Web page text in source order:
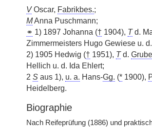
VOscar, Fabrikbes.;
MAnna Puschmann;
⚭ 1) 1897 Johanna († 1904), Td.
Zimmermeisters Hugo Gewiese u.
2) 1905 Hedwig († 1951), Td.
Hellich u. d. Ida Ehlert;
2 S aus 1), u. a. Hans-Gg. (* 1900),
Heidelberg.
Biographie
Nach Reifeprüfung (1886) und